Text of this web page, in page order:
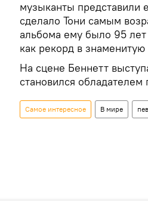
музыканты представили
сделало Тони самым
альбома ему было 95
как рекорд в
На сцене Беннетт
становился
Самое интересное В мире